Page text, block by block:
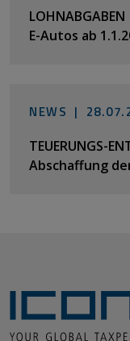
E-Autos ab
NEWS |
TEUERUNGS-
Abschaffung